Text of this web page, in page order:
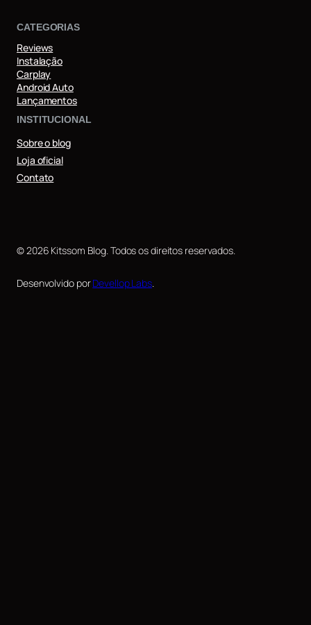
CATEGORIAS
Reviews
Instalação
Carplay
Android Auto
Lançamentos
INSTITUCIONAL
Sobre o blog
Loja oficial
Contato
© 2026 Kitssom Blog. Todos os direitos reservados.
Desenvolvido porDevellop Labs